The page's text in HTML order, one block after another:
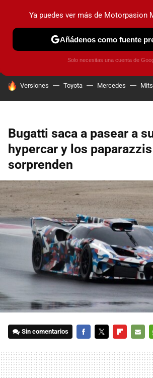
PRUEBAS INDUSTRIA HOY NO
HOY SE HABLA DE
Versiones Toyota Mercedes
Bugatti saca a pasear a
hypercar y los
sorprenden
Sin comentarios
MAIL
Ya puedes ver más de Motorpasion
Añádenos como fuente
Solo necesitas una cuenta de